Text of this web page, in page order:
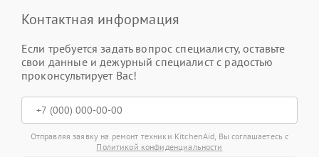
Контактная информация
Если требуется задать вопрос специалисту, оставьте
свои данные и дежурный специалист с радостью
проконсультирует Вас!
Отправляя заявку на ремонт техники KitchenAid, Вы соглашаетесь с
Политикой конфиденциальности